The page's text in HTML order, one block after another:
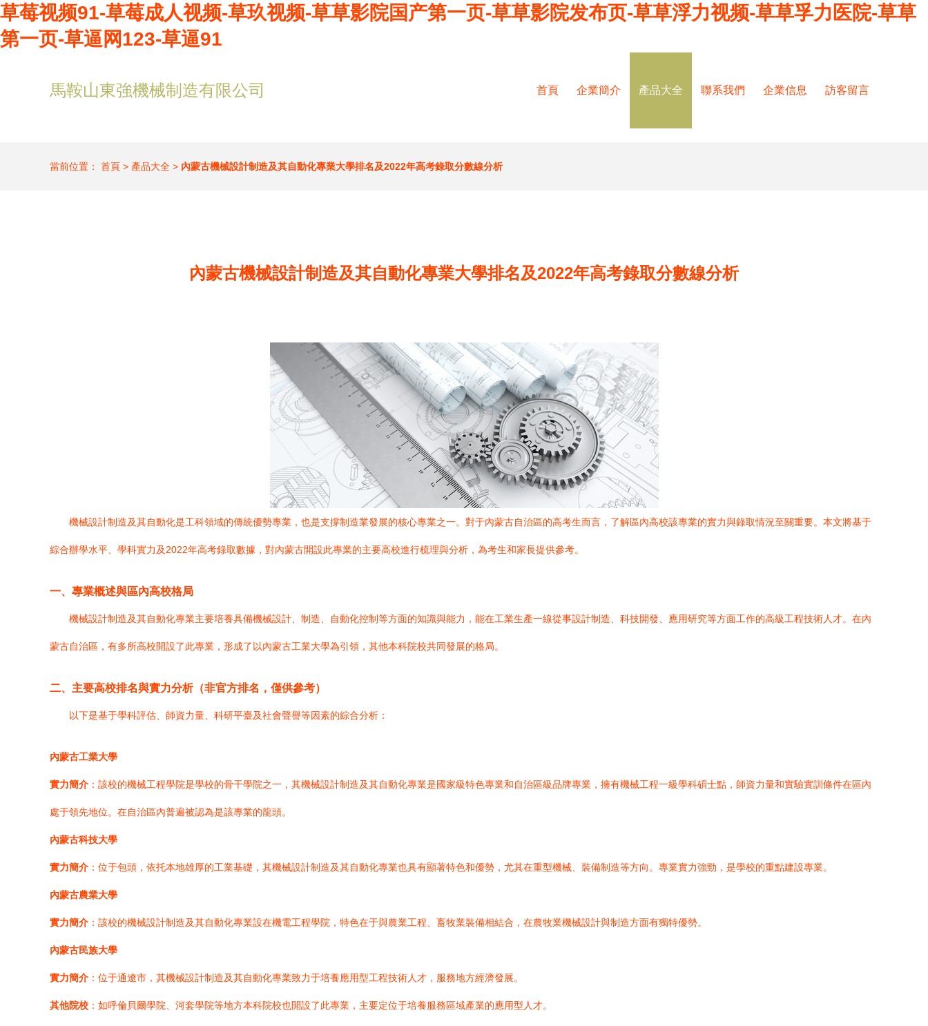
草莓视频91-草莓成人视频-草玖视频-草草影院国产第一页-草草影院发布页-草草浮力视频-草草孚力医院-草草
第一页-草逼网123-草逼91
馬鞍山東強機械制造有限公司 首頁 企業簡介 產品大全 聯系我們 企業信息 訪客留言
當前位置： 首頁 > 產品大全 > 內蒙古機械設計制造及其自動化專業大學排名及2022年高考錄取分數線分析
內蒙古機械設計制造及其自動化專業大學排名及2022年高考錄取分數線分析
機械設計制造及其自動化是工科領域的傳統優勢專業，也是支撐制造業發展的核心專業之一。對于內蒙古自治區的高考生而言，了解區內高校該專業的實力與錄取情況至關重要。本文將基于
綜合辦學水平、學科實力及2022年高考錄取數據，對內蒙古開設此專業的主要高校進行梳理與分析，為考生和家長提供參考。
一、專業概述與區內高校格局
機械設計制造及其自動化專業主要培養具備機械設計、制造、自動化控制等方面的知識與能力，能在工業生產一線從事設計制造、科技開發、應用研究等方面工作的高級工程技術人才。在內
蒙古自治區，有多所高校開設了此專業，形成了以內蒙古工業大學為引領，其他本科院校共同發展的格局。
二、主要高校排名與實力分析（非官方排名，僅供參考）
以下是基于學科評估、師資力量、科研平臺及社會聲譽等因素的綜合分析：
內蒙古工業大學
實力簡介 ：該校的機械工程學院是學校的骨干學院之一，其機械設計制造及其自動化專業是國家級特色專業和自治區級品牌專業，擁有機械工程一級學科碩士點，師資力量和實驗實訓條件在區內
處于領先地位。在自治區內普遍被認為是該專業的龍頭。
內蒙古科技大學
實力簡介 ：位于包頭，依托本地雄厚的工業基礎，其機械設計制造及其自動化專業也具有顯著特色和優勢，尤其在重型機械、裝備制造等方向。專業實力強勁，是學校的重點建設專業。
內蒙古農業大學
實力簡介 ：該校的機械設計制造及其自動化專業設在機電工程學院，特色在于與農業工程、畜牧業裝備相結合，在農牧業機械設計與制造方面有獨特優勢。
內蒙古民族大學
實力簡介 ：位于通遼市，其機械設計制造及其自動化專業致力于培養應用型工程技術人才，服務地方經濟發展。
其他院校 ：如呼倫貝爾學院、河套學院等地方本科院校也開設了此專業，主要定位于培養服務區域產業的應用型人才。